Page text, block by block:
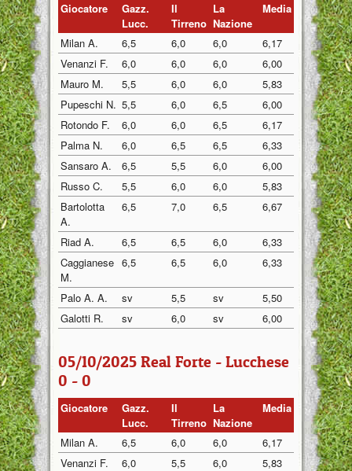
Giocatore
Gazz.
Lucc.
Il
Tirreno
La
Nazione
Media
Milan A. 6,5 6,0 6,0
6,17
Venanzi F.
6,0 6,0 6,0
6,00
Mauro M.
5,5 6,0 6,0
5,83
Pupeschi N. 5,5 6,0 6,5
6,00
Rotondo F.
6,0 6,0 6,5
6,17
Palma N.
6,0 6,5 6,5
6,33
Sansaro A.
6,5 5,5 6,0
6,00
Russo C.
5,5 6,0 6,0
5,83
Bartolotta
A.
6,5 7,0 6,5 6,67
Riad A. 6,5 6,5 6,0
6,33
Caggianese
M.
6,5 6,5 6,0 6,33
Palo A. A. sv 5,5 sv
5,50
Galotti R.
sv 6,0 sv 6,00
05/10/2025 Real Forte - Lucchese
0 - 0
Giocatore
Gazz.
Lucc.
Il
Tirreno
La
Nazione
Media
Milan A. 6,5 6,0 6,0
6,17
Venanzi F.
6,0 5,5 6,0
5,83